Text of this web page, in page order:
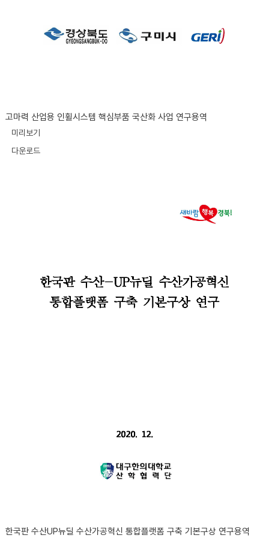
고마력 산업용 인휠시스템 핵심부품 국산화 사업 연구용역
미리보기
다운로드
한국판 수산UP뉴딜 수산가공혁신 통합플랫폼 구축 기본구상 연구용역